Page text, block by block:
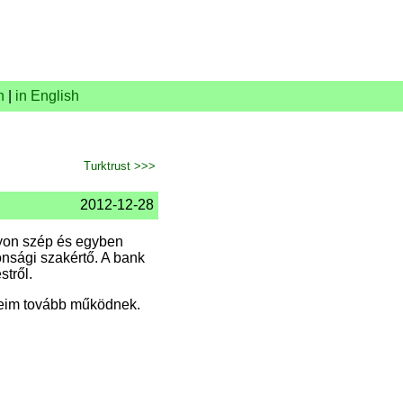
in English
Turktrust >>>
2012-12-28
szép és egyben
szakértő. A bank
tovább működnek.